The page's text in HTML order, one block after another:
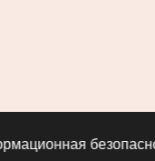
безопасность ·